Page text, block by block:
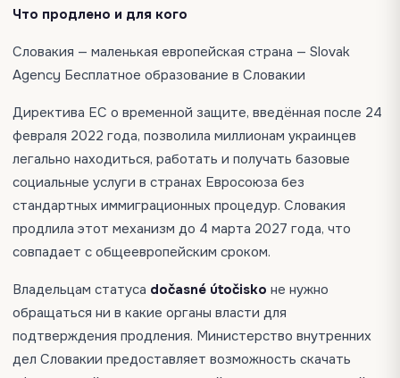
Что продлено и для кого
Словакия — маленькая европейская страна — Slovak
Agency Бесплатное образование в Словакии
Директива ЕС о временной защите, введённая после 24
февраля 2022 года, позволила миллионам украинцев
легально находиться, работать и получать базовые
социальные услуги в странах Евросоюза без
стандартных иммиграционных процедур. Словакия
продлила этот механизм до 4 марта 2027 года, что
совпадает с общеевропейским сроком.
Владельцам статуса dočasné útočisko не нужно
обращаться ни в какие органы власти для
подтверждения продления. Министерство внутренних
дел Словакии предоставляет возможность скачать